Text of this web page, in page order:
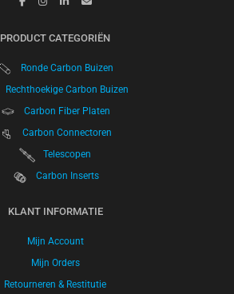
PRODUCT CATEGORIËN
Ronde Carbon Buizen
Rechthoekige Carbon Buizen
Carbon Fiber Platen
Carbon Connectoren
Telescopen
Carbon Inserts
KLANT INFORMATIE
Mijn Account
Mijn Orders
Retourneren & Restitutie